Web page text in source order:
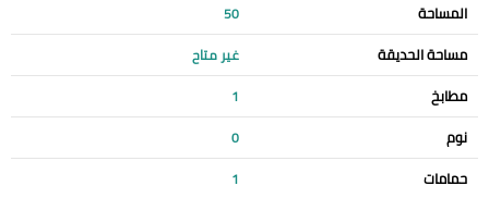
المساحة 50
مساحة الحديقة غير متاح
مطابخ 1
نوم 0
حمامات 1